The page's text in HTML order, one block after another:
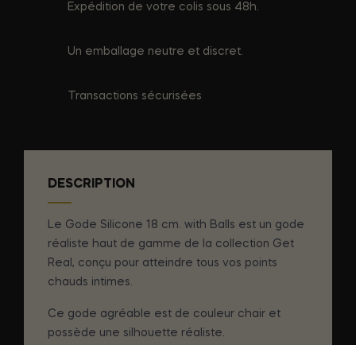
Expédition de votre colis sous 48h.
Un emballage neutre et discret.
Transactions sécurisées
DESCRIPTION
Le Gode Silicone 18 cm. with Balls est un gode
réaliste haut de gamme de la collection Get
Real, conçu pour atteindre tous vos points
chauds intimes.
Ce gode agréable est de couleur chair et
possède une silhouette réaliste.